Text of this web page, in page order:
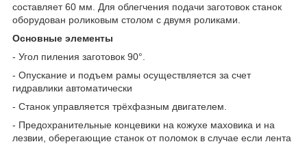
составляет 60 мм. Для облегчения подачи заготовок станок
оборудован роликовым столом с двумя роликами.
Основные элементы
- Угол пиления заготовок 90°.
- Опускание и подъем рамы осуществляется за счет
гидравлики автоматически
- Станок управляется трёхфазным двигателем.
- Предохранительные концевики на кожухе маховика и на
лезвии, оберегающие станок от поломок в случае если лента